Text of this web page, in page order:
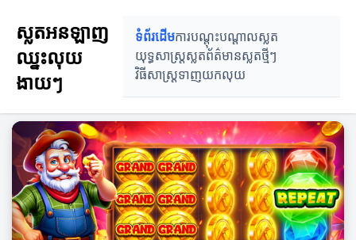
ស្លតអនឡាញ
ឈ្នះលុយ
ងាយៗ
ទំព័រដើមការបណ្តុះបណ្តាលស្លត
យុទ្ធសាស្ត្រស្លតព័ត៌មានស្លតថ្មីៗ
វិធីសាស្ត្រទាញយកលុយ